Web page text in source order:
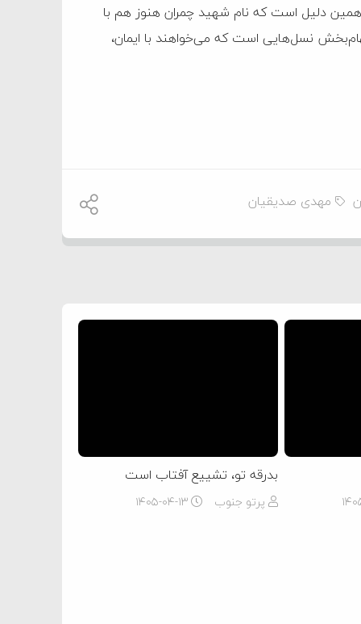
دلیل است که نام شهید چمران هنوز هم با
نسل‌هایی است که می‌خواهند با ایمان،
مهدی صدیقیان
۱۴
بدرقه تو، تشییع آفتاب است
پرتو جنوب ۱۴۰۵-۰۴-۱۳